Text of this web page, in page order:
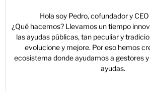
Hola soy Pedro, cofundador y
¿Qué hacemos? Llevamos un tiempo
las ayudas públicas, tan peculiar y
evolucione y mejore. Por eso hemos
ecosistema donde ayudamos a gestores
ayudas.